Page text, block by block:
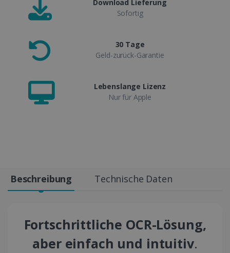
Download Lieferung
Sofortig
30 Tage
Geld-zurück-Garantie
Lebenslange Lizenz
Nur für Apple
Beschreibung Technische Daten
Fortschrittliche OCR-Lösung,
aber einfach und intuitiv.